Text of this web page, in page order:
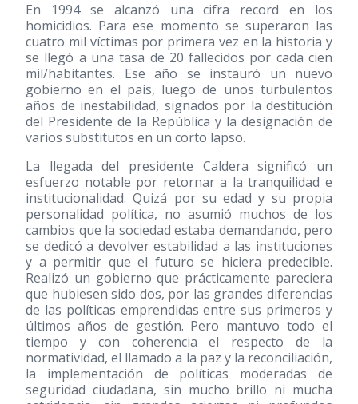
En 1994 se alcanzó una cifra record en los
homicidios. Para ese momento se superaron las
cuatro mil víctimas por primera vez en la historia y
se llegó a una tasa de 20 fallecidos por cada cien
mil/habitantes. Ese año se instauró un nuevo
gobierno en el país, luego de unos turbulentos
años de inestabilidad, signados por la destitución
del Presidente de la República y la designación de
varios substitutos en un corto lapso.
La llegada del presidente Caldera significó un
esfuerzo notable por retornar a la tranquilidad e
institucionalidad. Quizá por su edad y su propia
personalidad política, no asumió muchos de los
cambios que la sociedad estaba demandando, pero
se dedicó a devolver estabilidad a las instituciones
y a permitir que el futuro se hiciera predecible.
Realizó un gobierno que prácticamente pareciera
que hubiesen sido dos, por las grandes diferencias
de las políticas emprendidas entre sus primeros y
últimos años de gestión. Pero mantuvo todo el
tiempo y con coherencia el respecto de la
normatividad, el llamado a la paz y la reconciliación,
la implementación de políticas moderadas de
seguridad ciudadana, sin mucho brillo ni mucha